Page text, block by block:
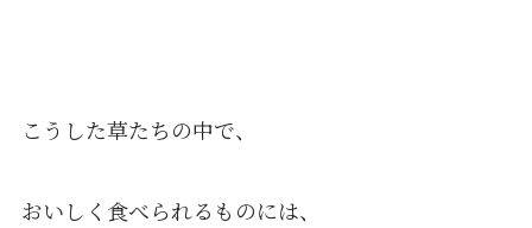
こうした草たちの中で、
おいしく食べられるものには、